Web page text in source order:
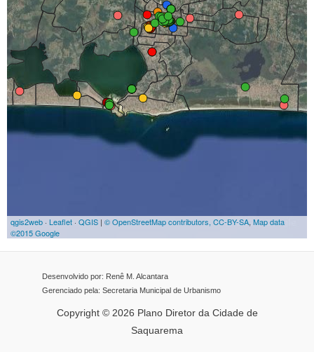
Desenvolvido por: Renê M. Alcantara
Gerenciado pela: Secretaria Municipal de Urbanismo
Copyright © 2026 Plano Diretor da Cidade de
Saquarema